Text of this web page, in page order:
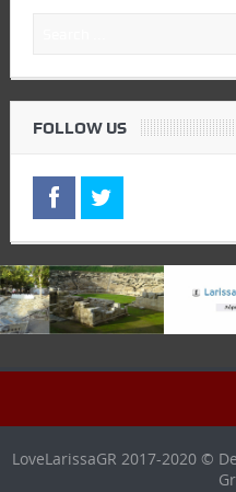
FOLLOW US
LoveLarissaGR 2017-2020 ©